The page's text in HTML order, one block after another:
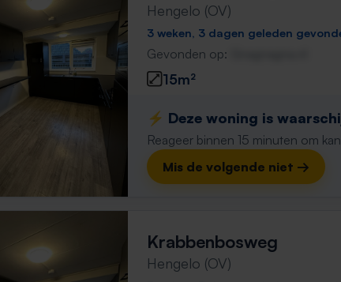
Hengelo (OV)
3 weken, 3 dagen geleden
Gevonden op:
15m²
⚡️ Deze woning is
Reageer binnen 15 minuten om
Mis de volgende niet →
Krabbenbosweg
Hengelo (OV)